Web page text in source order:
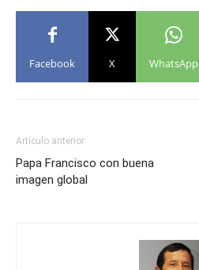
Facebook X WhatsApp
Artículo anterior
Papa Francisco con buena
imagen global